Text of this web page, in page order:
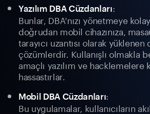
Yazılım DBA Cüzdanları:
Bunlar, DBA'nızı yönetmeye
doğrudan mobil cihazınıza,
tarayıcı uzantısı olarak yüklenen
çözümlerdir. Kullanışlı olmakla
amaçlı yazılım ve hacklemelere
hassastırlar.
Mobil DBA Cüzdanları:
Bu uygulamalar, kullanıcıların